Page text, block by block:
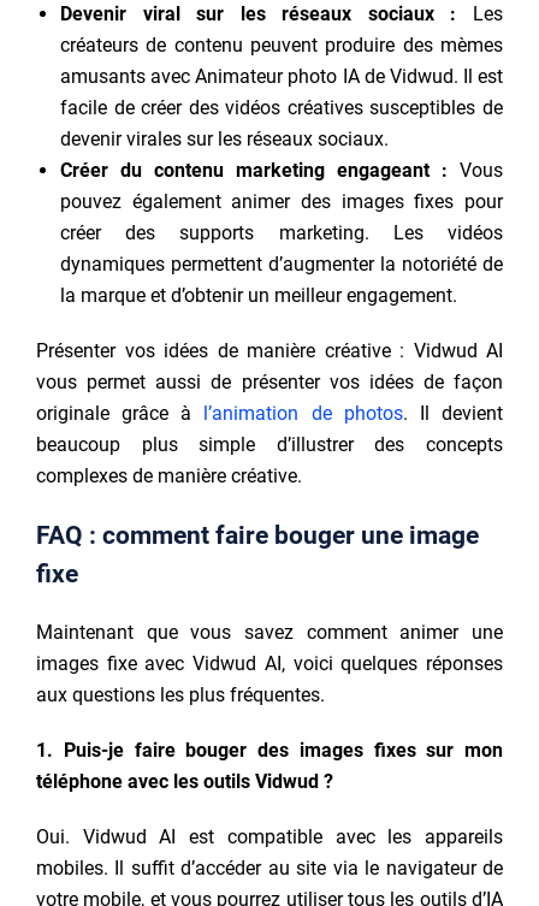
Devenir viral sur les réseaux sociaux : Les
créateurs de contenu peuvent produire des mèmes
amusants avec Animateur photo IA de Vidwud. Il est
facile de créer des vidéos créatives susceptibles de
devenir virales sur les réseaux sociaux.
Créer du contenu marketing engageant : Vous
pouvez également animer des images fixes pour
créer des supports marketing. Les vidéos
dynamiques permettent d’augmenter la notoriété de
la marque et d’obtenir un meilleur engagement.
Présenter vos idées de manière créative : Vidwud AI
vous permet aussi de présenter vos idées de façon
originale grâce à l’animation de photos. Il devient
beaucoup plus simple d’illustrer des concepts
complexes de manière créative.
FAQ : comment faire bouger une image
fixe
Maintenant que vous savez comment animer une
images fixe avec Vidwud AI, voici quelques réponses
aux questions les plus fréquentes.
1. Puis-je faire bouger des images fixes sur mon
téléphone avec les outils Vidwud ?
Oui. Vidwud AI est compatible avec les appareils
mobiles. Il suffit d’accéder au site via le navigateur de
votre mobile, et vous pourrez utiliser tous les outils d’IA